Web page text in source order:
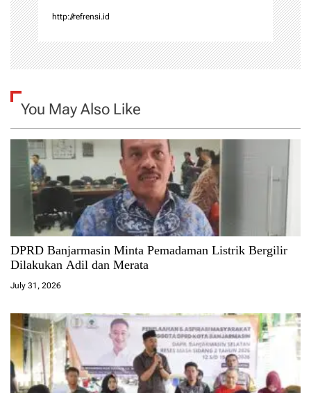
http://refrensi.id
You May Also Like
DPRD Banjarmasin Minta Pemadaman Listrik Bergilir
Dilakukan Adil dan Merata
July 31, 2026